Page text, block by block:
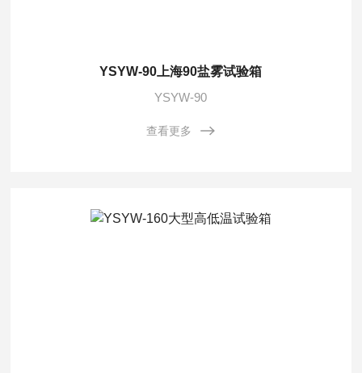
YSYW-90上海90盐雾试验箱
YSYW-90
查看更多